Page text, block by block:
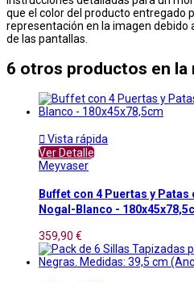
que el color del producto entregado
representación en la imagen debido
de las pantallas.
6 otros productos en la
 Vista rápida
Ver Detalle
Meyvaser
Buffet con 4 Puertas y
Nogal-Blanco -
359,90 €